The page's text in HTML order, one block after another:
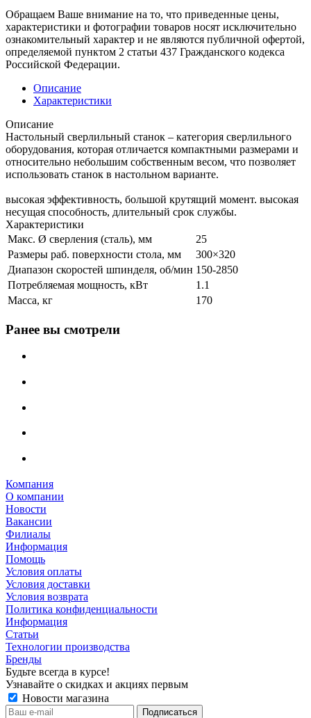
Обращаем Ваше внимание на то, что приведенные цены,
характеристики и фотографии товаров носят исключительно
ознакомительный характер и не являются публичной офертой,
определяемой пунктом 2 статьи 437 Гражданского кодекса
Российской Федерации.
Описание
Характеристики
Описание
Настольный сверлильный станок – категория сверлильного
оборудования, которая отличается компактными размерами и
относительно небольшим собственным весом, что позволяет
использовать станок в настольном варианте.
высокая эффективность, большой крутящий момент. высокая
несущая способность, длительный срок службы.
Характеристики
Макс. Ø сверления (сталь), мм
25
Размеры раб. поверхности стола, мм
300×320
Диапазон скоростей шпинделя, об/мин 150-2850
Потребляемая мощность, кВт
1.1
Масса, кг
170
Ранее вы смотрели
Компания
О компании
Новости
Вакансии
Филиалы
Информация
Помощь
Условия оплаты
Условия доставки
Условия возврата
Политика конфиденциальности
Информация
Статьи
Технологии производства
Бренды
Будьте всегда в курсе!
Узнавайте о скидках и акциях первым
Новости магазина